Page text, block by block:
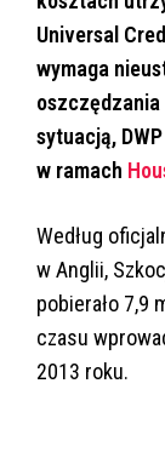
Universal
wymaga
sytuacją,
w ramach
Według
w Anglii,
pobierało 7,9
czasu
2013 roku.